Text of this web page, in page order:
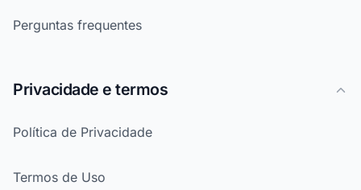
Perguntas frequentes
Privacidade e termos
Política de Privacidade
Termos de Uso